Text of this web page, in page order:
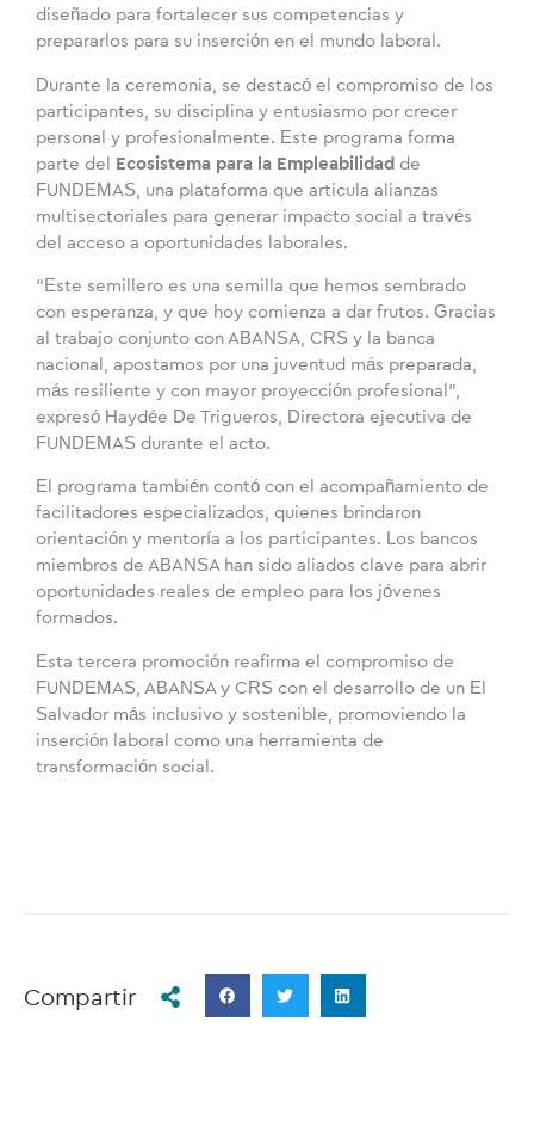
diseñado para fortalecer sus competencias y
prepararlos para su inserción en el mundo laboral.
Durante la ceremonia, se destacó el compromiso de los
participantes, su disciplina y entusiasmo por crecer
personal y profesionalmente. Este programa forma
parte del Ecosistema para la Empleabilidad de
FUNDEMAS, una plataforma que articula alianzas
multisectoriales para generar impacto social a través
del acceso a oportunidades laborales.
“Este semillero es una semilla que hemos sembrado
con esperanza, y que hoy comienza a dar frutos. Gracias
al trabajo conjunto con ABANSA, CRS y la banca
nacional, apostamos por una juventud más preparada,
más resiliente y con mayor proyección profesional”,
expresó Haydée De Trigueros, Directora ejecutiva de
FUNDEMAS durante el acto.
El programa también contó con el acompañamiento de
facilitadores especializados, quienes brindaron
orientación y mentoría a los participantes. Los bancos
miembros de ABANSA han sido aliados clave para abrir
oportunidades reales de empleo para los jóvenes
formados.
Esta tercera promoción reafirma el compromiso de
FUNDEMAS, ABANSA y CRS con el desarrollo de un El
Salvador más inclusivo y sostenible, promoviendo la
inserción laboral como una herramienta de
transformación social.
Compartir